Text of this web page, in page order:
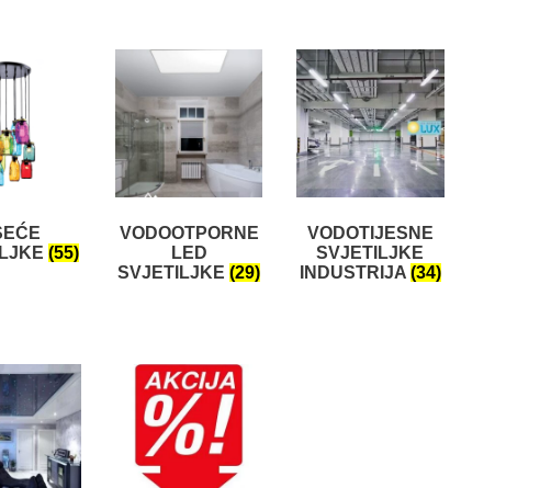
(55)
VODOOTPORNE
LED
SVJETILJKE(29)
VODOTIJESNE
SVJETILJKE
INDUSTRIJA (34)